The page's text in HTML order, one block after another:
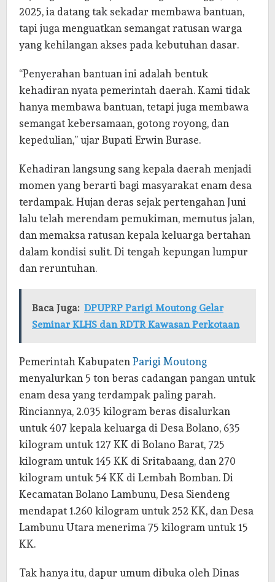
2025, ia datang tak sekadar membawa bantuan,
tapi juga menguatkan semangat ratusan warga
yang kehilangan akses pada kebutuhan dasar.
“Penyerahan bantuan ini adalah bentuk
kehadiran nyata pemerintah daerah. Kami tidak
hanya membawa bantuan, tetapi juga membawa
semangat kebersamaan, gotong royong, dan
kepedulian,” ujar Bupati Erwin Burase.
Kehadiran langsung sang kepala daerah menjadi
momen yang berarti bagi masyarakat enam desa
terdampak. Hujan deras sejak pertengahan Juni
lalu telah merendam pemukiman, memutus jalan,
dan memaksa ratusan kepala keluarga bertahan
dalam kondisi sulit. Di tengah kepungan lumpur
dan reruntuhan.
Baca Juga: DPUPRP Parigi Moutong Gelar
Seminar KLHS dan RDTR Kawasan Perkotaan
Pemerintah Kabupaten Parigi Moutong
menyalurkan 5 ton beras cadangan pangan untuk
enam desa yang terdampak paling parah.
Rinciannya, 2.035 kilogram beras disalurkan
untuk 407 kepala keluarga di Desa Bolano, 635
kilogram untuk 127 KK di Bolano Barat, 725
kilogram untuk 145 KK di Sritabaang, dan 270
kilogram untuk 54 KK di Lembah Bomban. Di
Kecamatan Bolano Lambunu, Desa Siendeng
mendapat 1.260 kilogram untuk 252 KK, dan Desa
Lambunu Utara menerima 75 kilogram untuk 15
KK.
Tak hanya itu, dapur umum dibuka oleh Dinas